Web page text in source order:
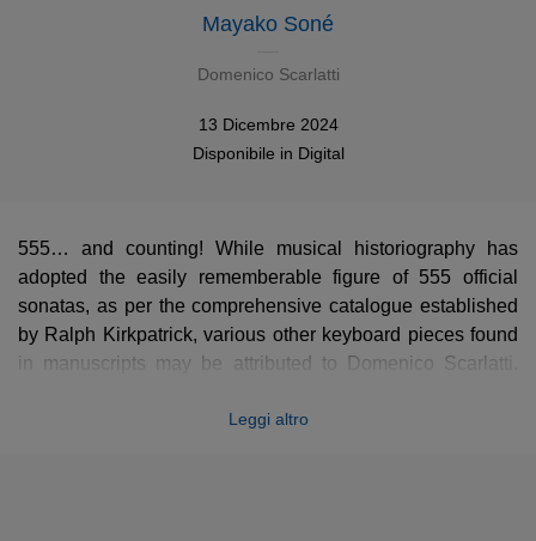
Mayako Soné
Domenico Scarlatti
13 Dicembre 2024
Disponibile in Digital
555… and counting! While musical historiography has
adopted the easily rememberable figure of 555 official
sonatas, as per the comprehensive catalogue established
by Ralph Kirkpatrick, various other keyboard pieces found
in manuscripts may be attributed to Domenico Scarlatti.
collections in Barcelona (manuscripts once owned by
Leggi altro